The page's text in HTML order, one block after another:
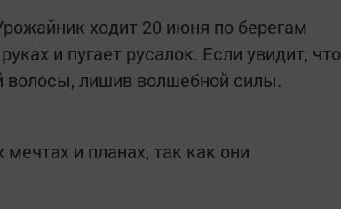
ходит 20 июня по берегам
и пугает русалок. Если увидит, что
волосы, лишив волшебной силы.
и планах, так как они